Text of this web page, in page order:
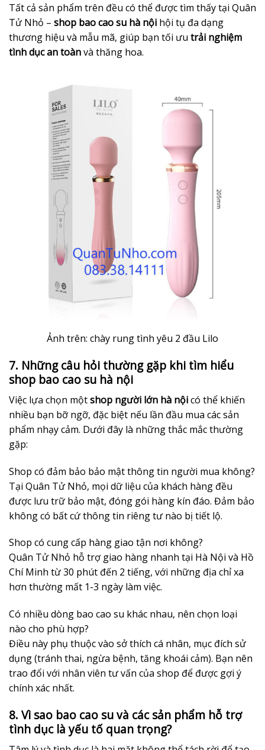
Tất cả sản phẩm trên đều có thể được tìm thấy tại Quân
Tử Nhỏ – shop bao cao su hà nội hội tụ đa dạng
thương hiệu và mẫu mã, giúp bạn tối ưu trải nghiệm
tình dục an toànvà thăng hoa.
Ảnh trên: chày rung tình yêu 2 đầu Lilo
7. Những câu hỏi thường gặp khi tìm hiểu
shop bao cao su hà nội
Việc lựa chọn mộtshop người lớn hà nộicó thể khiến
nhiều bạn bỡ ngỡ, đặc biệt nếu lần đầu mua các sản
phẩm nhạy cảm. Dưới đây là những thắc mắc thường
gặp:
Shop có đảm bảo bảo mật thông tin người mua không?
Tại Quân Tử Nhỏ, mọi dữ liệu của khách hàng đều
được lưu trữ bảo mật, đóng gói hàng kín đáo. Đảm bảo
không có bất cứ thông tin riêng tư nào bị tiết lộ.
Shop có cung cấp hàng giao tận nơi không?
Quân Tử Nhỏ hỗ trợ giao hàng nhanh tại Hà Nội và Hồ
Chí Minh từ 30 phút đến 2 tiếng, với những địa chỉ xa
hơn thường mất 1-3 ngày làm việc.
Có nhiều dòng bao cao su khác nhau, nên chọn loại
nào cho phù hợp?
Điều này phụ thuộc vào sở thích cá nhân, mục đích sử
dụng (tránh thai, ngừa bệnh, tăng khoái cảm). Bạn nên
trao đổi với nhân viên tư vấn của shop để được gợi ý
chính xác nhất.
8. Vì sao bao cao su và các sản phẩm hỗ trợ
tình dục là yếu tố quan trọng?